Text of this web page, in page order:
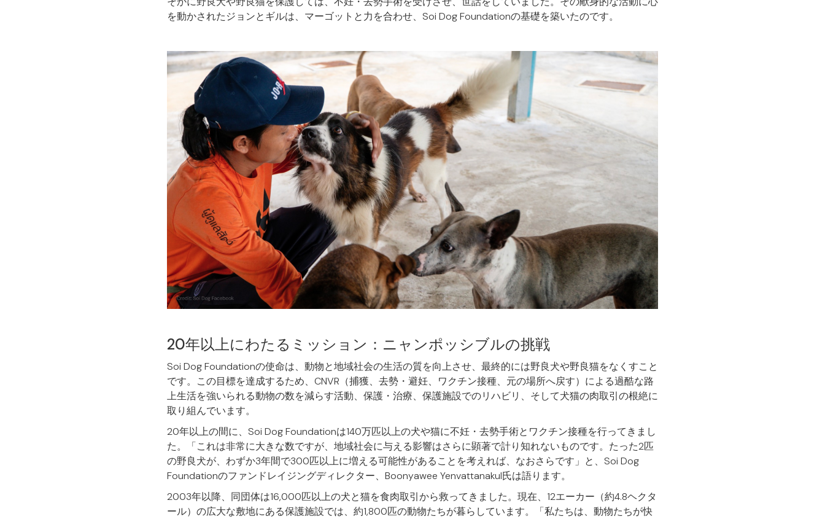
を動かされたジョンとギルは、マーゴットと力を合わせ、Soi Dog Foundationの基礎を築いたのです。
20年以上にわたるミッション：ニャンポッシブルの挑戦
Soi Dog Foundationの使命は、動物と地域社会の生活の質を向上させ、最終的には野良犬や野良猫をなくすこと
です。この目標を達成するため、CNVR（捕獲、去勢・避妊、ワクチン接種、元の場所へ戻す）による過酷な路
上生活を強いられる動物の数を減らす活動、保護・治療、保護施設でのリハビリ、そして犬猫の肉取引の根絶に
取り組んでいます。
20年以上の間に、Soi Dog Foundationは140万匹以上の犬や猫に不妊・去勢手術とワクチン接種を行ってきまし
た。「これは非常に大きな数ですが、地域社会に与える影響はさらに顕著で計り知れないものです。たった2匹
の野良犬が、わずか3年間で300匹以上に増える可能性があることを考えれば、なおさらです」と、Soi Dog
Foundationのファンドレイジングディレクター、Boonyawee Yenvattanakul氏は語ります。
2003年以降、同団体は16,000匹以上の犬と猫を食肉取引から救ってきました。現在、12エーカー（約4.8ヘクタ
ール）の広大な敷地にある保護施設では、約1,800匹の動物たちが暮らしています。「私たちは、動物たちが快